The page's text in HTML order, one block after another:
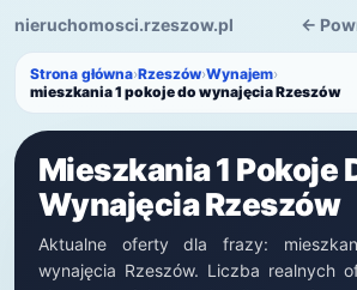
nieruchomosci.rzeszow.pl ←
Strona główna›Rzeszów›Wynajem›
mieszkania 1 pokoje do wynajęcia Rzeszów
Mieszkania 1 Pokoje
Wynajęcia Rzeszów
Aktualne oferty dla frazy:
wynajęcia Rzeszów. Liczba realnych